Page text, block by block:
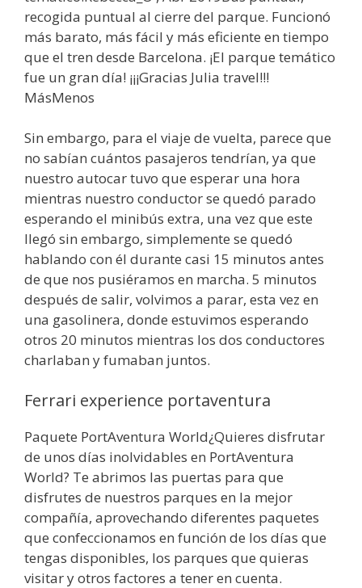
recogida puntual al cierre del parque. Funcionó
más barato, más fácil y más eficiente en tiempo
que el tren desde Barcelona. ¡El parque temático
fue un gran día! ¡¡¡Gracias Julia travel!!!
MásMenos
Sin embargo, para el viaje de vuelta, parece que
no sabían cuántos pasajeros tendrían, ya que
nuestro autocar tuvo que esperar una hora
mientras nuestro conductor se quedó parado
esperando el minibús extra, una vez que este
llegó sin embargo, simplemente se quedó
hablando con él durante casi 15 minutos antes
de que nos pusiéramos en marcha. 5 minutos
después de salir, volvimos a parar, esta vez en
una gasolinera, donde estuvimos esperando
otros 20 minutos mientras los dos conductores
charlaban y fumaban juntos.
Ferrari experience portaventura
Paquete PortAventura World¿Quieres disfrutar
de unos días inolvidables en PortAventura
World? Te abrimos las puertas para que
disfrutes de nuestros parques en la mejor
compañía, aprovechando diferentes paquetes
que confeccionamos en función de los días que
tengas disponibles, los parques que quieras
visitar y otros factores a tener en cuenta.